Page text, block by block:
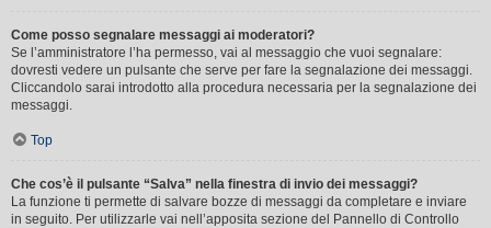
Come posso segnalare messaggi ai moderatori?
Se l’amministratore l’ha permesso, vai al messaggio che vuoi segnalare:
dovresti vedere un pulsante che serve per fare la segnalazione dei messaggi.
Cliccandolo sarai introdotto alla procedura necessaria per la segnalazione dei
messaggi.
Top
Che cos’è il pulsante “Salva” nella finestra di invio dei messaggi?
La funzione ti permette di salvare bozze di messaggi da completare e inviare
in seguito. Per utilizzarle vai nell’apposita sezione del Pannello di Controllo